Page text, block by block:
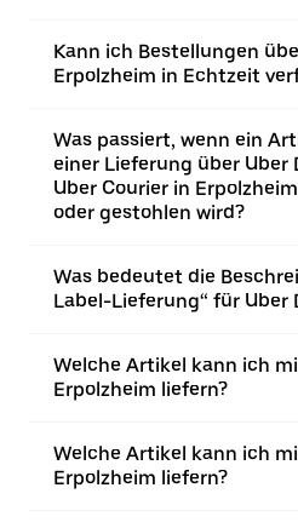
Kann ich Bestellungen
Erpolzheim in Echtzeit
Was passiert, wenn ein
einer Lieferung über Uber
Uber Courier in
oder gestohlen wird?
Was bedeutet die
Label-Lieferung“ für Uber
Welche Artikel kann ich
Erpolzheim liefern?
Welche Artikel kann ich
Erpolzheim liefern?